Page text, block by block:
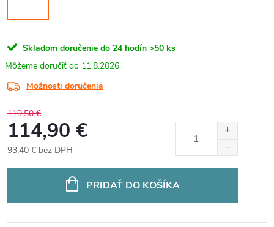
Skladom doručenie do 24 hodín >50 ks
11.8.2026
Možnosti doručenia
119,50 €
114,90 €
93,40 € bez DPH
PRIDAŤ DO KOŠÍKA